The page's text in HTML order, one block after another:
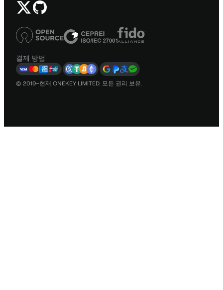
결제 방법
© 2019–현재 ONEKEY LIMITED. 모든 권리 보유.